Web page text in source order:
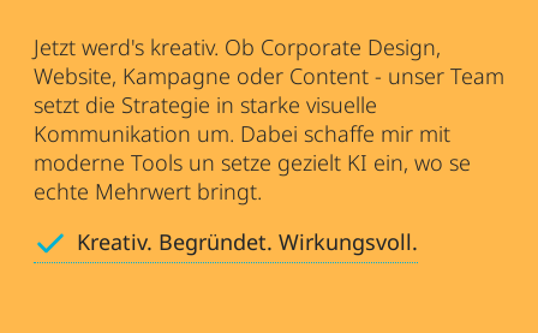
Jetzt werd's kreativ. Ob Corporate Design,
Website, Kampagne oder Content - unser Team
setzt die Strategie in starke visuelle
Kommunikation um. Dabei schaffe mir mit
moderne Tools un setze gezielt KI ein, wo se
echte Mehrwert bringt.
Kreativ. Begründet. Wirkungsvoll.